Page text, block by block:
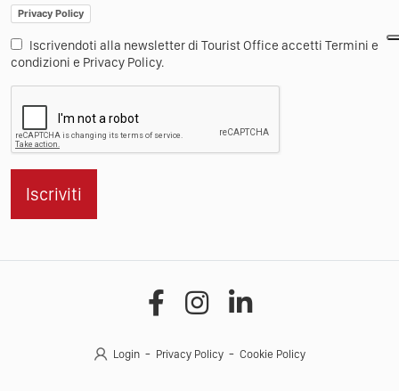
Privacy Policy
Iscrivendoti alla newsletter di Tourist Office accetti Termini e
condizioni e Privacy Policy.
Iscriviti
Login Privacy Policy Cookie Policy